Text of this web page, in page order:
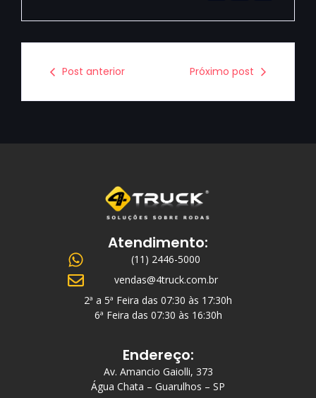
Post anterior Próximo post
Atendimento:
(11) 2446-5000
vendas@4truck.com.br
2ª a 5ª Feira das 07:30 às 17:30h
6ª Feira das 07:30 às 16:30h
Endereço:
Av. Amancio Gaiolli, 373
Água Chata – Guarulhos – SP